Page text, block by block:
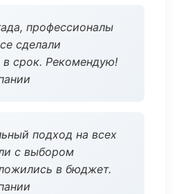
профессионалы
сделали
в срок. Рекомендую!
подход на всех
с выбором
в бюджет.